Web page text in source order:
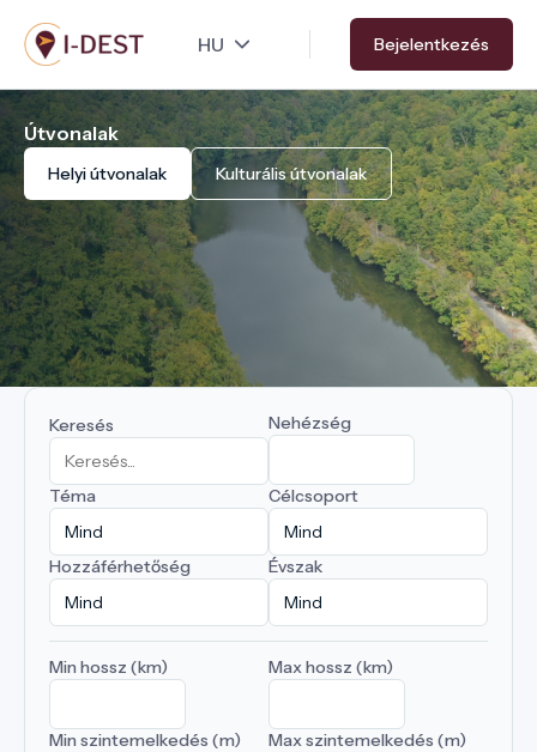
Ugrás
a
tartalomra
Bejelentkezés
Útvonalak
Helyi útvonalak Kulturális útvonalak
Keresés Nehézség
Téma Célcsoport
Hozzáférhetőség Évszak
Min hossz (km) Max hossz (km)
Min szintemelkedés (m) Max szintemelkedés (m)